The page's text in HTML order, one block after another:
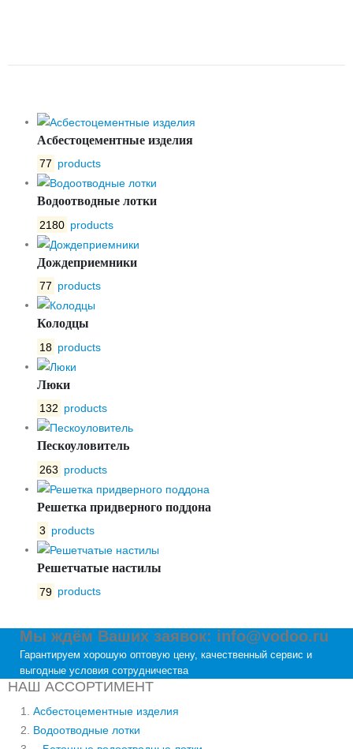
Асбестоцементные изделия
77 products
Водоотводные лотки
2180 products
Дождеприемники
77 products
Колодцы
18 products
Люки
132 products
Пескоуловитель
263 products
Решетка придверного поддона
3 products
Решетчатые настилы
79 products
Мы ждём Ваших заявок: info@vodoo.ru
Гарантируем хорошую оптовую цену, качественный сервис и
выгодные условия сотрудничества
НАШ АССОРТИМЕНТ
Асбестоцементные изделия
Водоотводные лотки